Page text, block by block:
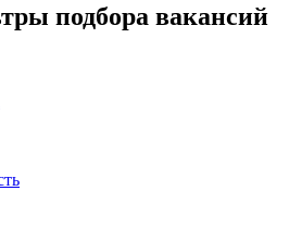
подбора вакансий